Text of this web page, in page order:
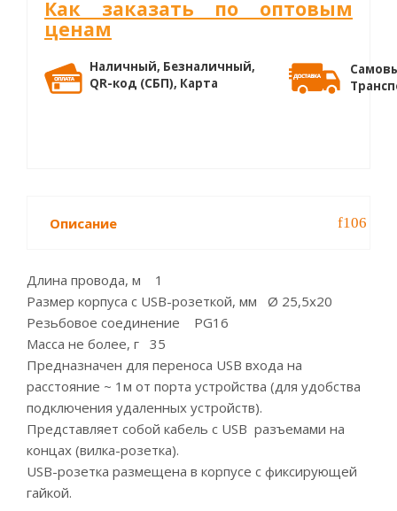
Как заказать по оптовым
ценам
Наличный, Безналичный,
QR-код (СБП), Карта
Описание
Длина провода, м 1
Размер корпуса с USB-розеткой, мм Ø 25,5х20
Резьбовое соединение PG16
Масса не более, г 35
Предназначен для переноса USB входа на
расстояние ~ 1м от порта устройства (для удобства
подключения удаленных устройств).
Представляет собой кабель с USB разъемами на
концах (вилка-розетка).
USB-розетка размещена в корпусе с фиксирующей
гайкой.